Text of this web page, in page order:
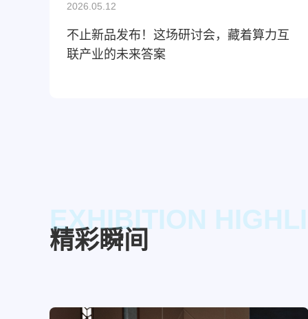
2026.05.12
不止新品发布！这场研讨会，藏着算力互
联产业的未来答案
EXHIBITION
精彩瞬间